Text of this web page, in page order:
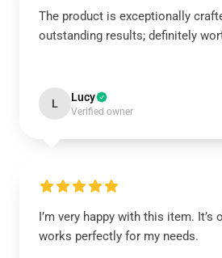
The product is exceptionally
outstanding results; definitely
L Lucy
Verified owner
I’m very happy with this item. It’s
works perfectly for my needs.